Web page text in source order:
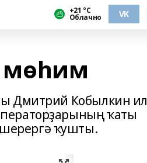
+21 °С
Облачно VK
мөһим
Дмитрий Кобылкин ил
ҡаты
ҡушты.